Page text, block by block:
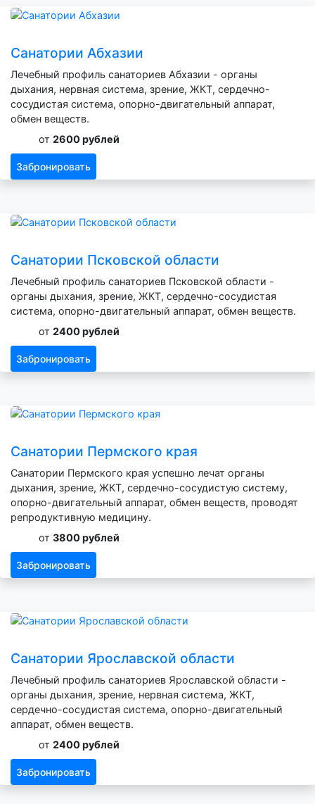
Санатории Абхазии
Лечебный профиль санаториев Абхазии - органы
дыхания, нервная система, зрение, ЖКТ, сердечно-
сосудистая система, опорно-двигательный аппарат,
обмен веществ.
от 2600 рублей
Забронировать
Санатории Псковской области
Лечебный профиль санаториев Псковской области -
органы дыхания, зрение, ЖКТ, сердечно-сосудистая
система, опорно-двигательный аппарат, обмен веществ.
от 2400 рублей
Забронировать
Санатории Пермского края
Санатории Пермского края успешно лечат органы
дыхания, зрение, ЖКТ, сердечно-сосудистую систему,
опорно-двигательный аппарат, обмен веществ, проводят
репродуктивную медицину.
от 3800 рублей
Забронировать
Санатории Ярославской области
Лечебный профиль санаториев Ярославской области -
органы дыхания, зрение, нервная система, ЖКТ,
сердечно-сосудистая система, опорно-двигательный
аппарат, обмен веществ.
от 2400 рублей
Забронировать